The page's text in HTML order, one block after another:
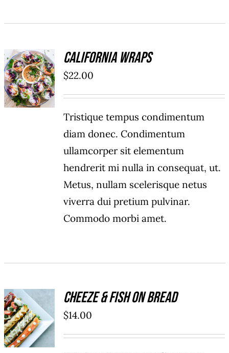
ADD TO
CART
/
DÉTAILS
California Wraps
$22.00
Tristique tempus condimentum
diam donec. Condimentum
ullamcorper sit elementum
hendrerit mi nulla in consequat, ut.
Metus, nullam scelerisque netus
viverra dui pretium pulvinar.
Commodo morbi amet.
ADD TO
CART
/
DÉTAILS
Cheeze & Fish On Bread
$14.00